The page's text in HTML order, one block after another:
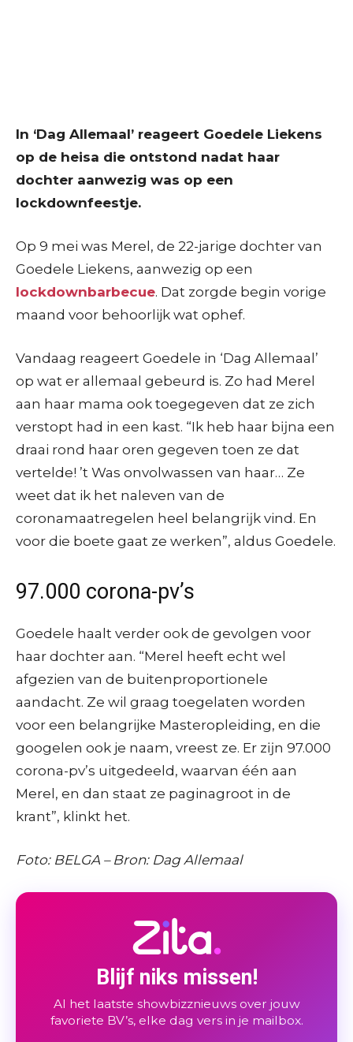
In ‘Dag Allemaal’ reageert Goedele Liekens
op de heisa die ontstond nadat haar
dochter aanwezig was op een
lockdownfeestje.
Op 9 mei was Merel, de 22-jarige dochter van
Goedele Liekens, aanwezig op een
lockdownbarbecue. Dat zorgde begin vorige
maand voor behoorlijk wat ophef.
Vandaag reageert Goedele in ‘Dag Allemaal’
op wat er allemaal gebeurd is. Zo had Merel
aan haar mama ook toegegeven dat ze zich
verstopt had in een kast. “Ik heb haar bĳna een
draai rond haar oren gegeven toen ze dat
vertelde! ’t Was onvolwassen van haar… Ze
weet dat ik het naleven van de
coronamaatregelen heel belangrĳk vind. En
voor die boete gaat ze werken”, aldus Goedele.
97.000 corona-pv’s
Goedele haalt verder ook de gevolgen voor
haar dochter aan. “Merel heeft echt wel
afgezien van de buitenproportionele
aandacht. Ze wil graag toegelaten worden
voor een belangrijke Masteropleiding, en die
googelen ook je naam, vreest ze. Er zĳn 97.000
corona-pv’s uitgedeeld, waarvan één aan
Merel, en dan staat ze paginagroot in de
krant”, klinkt het.
Foto: BELGA – Bron: Dag Allemaal
Blijf niks missen!
Al het laatste showbizznieuws over jouw
favoriete BV’s, elke dag vers in je mailbox.